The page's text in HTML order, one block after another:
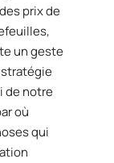
prix de
un geste
stratégie
de notre
où
qui